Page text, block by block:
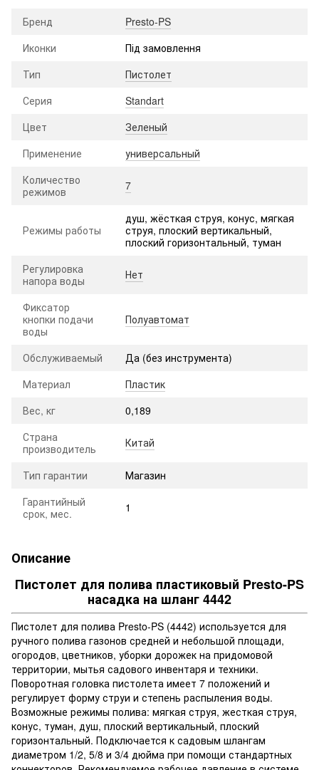
Бренд
Presto-PS
Иконки
Під замовлення
Тип
Пистолет
Серия
Standart
Цвет
Зеленый
Применение
универсальный
Количество
режимов
7
Режимы работы
душ, жёсткая струя, конус, мягкая
струя, плоский вертикальный,
плоский горизонтальный, туман
Регулировка
напора воды
Нет
Фиксатор
кнопки подачи
воды
Полуавтомат
Обслуживаемый
Да (без инструмента)
Материал
Пластик
Вес, кг
0,189
Страна
производитель
Китай
Тип гарантии
Магазин
Гарантийный
срок, мес.
1
Описание
Пистолет для полива пластиковый Presto-PS
насадка на шланг 4442
Пистолет для полива Presto-PS (4442) используется для
ручного полива газонов средней и небольшой площади,
огородов, цветников, уборки дорожек на придомовой
территории, мытья садового инвентаря и техники.
Поворотная головка пистолета имеет 7 положений и
регулирует форму струи и степень распыления воды.
Возможные режимы полива: мягкая струя, жесткая струя,
конус, туман, душ, плоский вертикальный, плоский
горизонтальный. Подключается к садовым шлангам
диаметром 1/2, 5/8 и 3/4 дюйма при помощи стандартных